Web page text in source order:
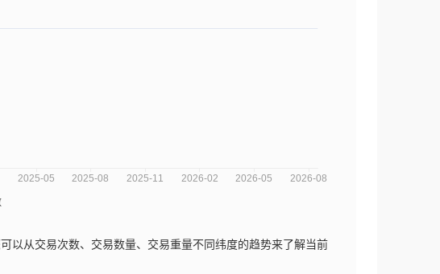
以从交易次数、交易数量、交易重量不同纬度的趋势来了解当前